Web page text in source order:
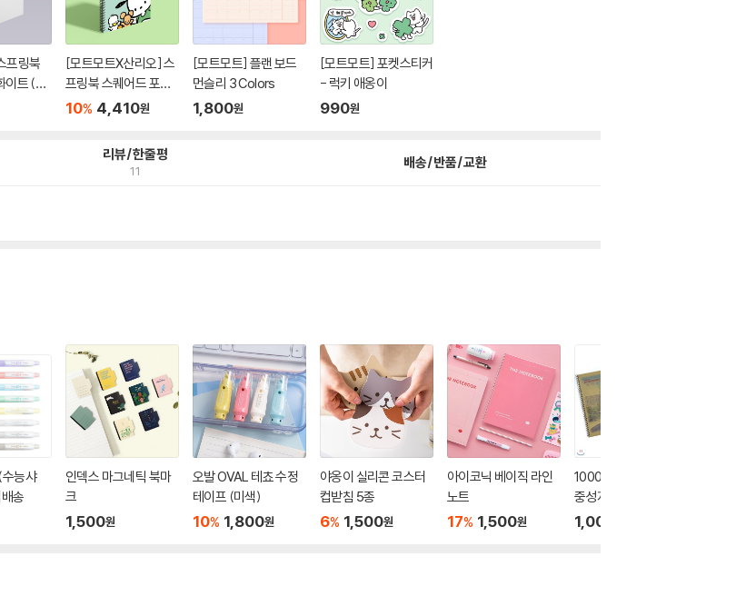
프링북
이트 (룰
[모트모트X산리오] 스
프링북 스퀘어드 포차
코
10% 4,410원
[모트모트] 플랜 보드
먼슬리 3 Colors
1,800원
[모트모트] 포켓스티커
- 럭키 애옹이
990원
리뷰/한줄평
11 배송/반품/교환
능샤
송
인덱스 마그네틱 북마
크
1,500원
오발 OVAL 테쵸 수정
테이프 (미색)
10% 1,800원
야옹이 실리콘 코스터
컵받침 5종
6% 1,500원
아이코닉 베이직 라인
노트
17% 1,500원
1000 고려대/연세대
중성지 연습장(28매)-
랜덤발송-
1,000